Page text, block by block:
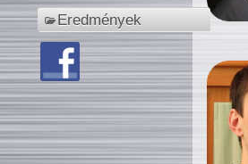
Eredmények